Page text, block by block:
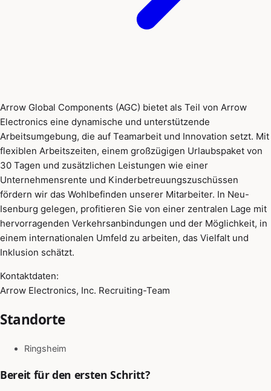
Arrow Global Components (AGC) bietet als Teil von Arrow
Electronics eine dynamische und unterstützende
Arbeitsumgebung, die auf Teamarbeit und Innovation setzt. Mit
flexiblen Arbeitszeiten, einem großzügigen Urlaubspaket von
30 Tagen und zusätzlichen Leistungen wie einer
Unternehmensrente und Kinderbetreuungszuschüssen
fördern wir das Wohlbefinden unserer Mitarbeiter. In Neu-
Isenburg gelegen, profitieren Sie von einer zentralen Lage mit
hervorragenden Verkehrsanbindungen und der Möglichkeit, in
einem internationalen Umfeld zu arbeiten, das Vielfalt und
Inklusion schätzt.
Kontaktdaten:
Arrow Electronics, Inc. Recruiting-Team
Standorte
Ringsheim
Bereit für den ersten Schritt?